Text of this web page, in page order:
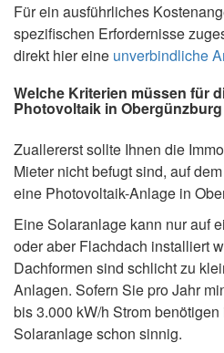
Für ein ausführliches
spezifischen Erfordernisse
direkt hier eine unverbindliche
Welche Kriterien müssen für
Photovoltaik in
Zuallererst sollte Ihnen die
Mieter nicht befugt sind, auf
eine Photovoltaik-Anlage in
Eine Solaranlage kann nur auf
oder aber Flachdach installiert
Dachformen sind schlicht zu
Anlagen. Sofern Sie pro Jahr
bis 3.000 kW/h Strom
Solaranlage schon sinnig.